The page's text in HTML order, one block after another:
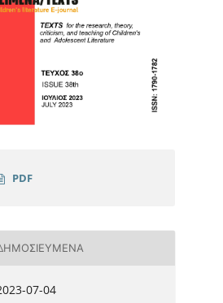
PDF
07-04